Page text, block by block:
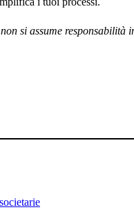
si assume